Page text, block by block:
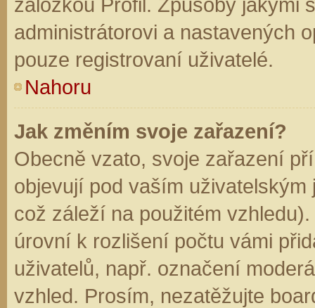
administrátorovi a nastavených
pouze registrovaní uživatelé.
Nahoru
Jak změním svoje zařazení?
Obecně vzato, svoje zařazení
objevují pod vaším
což záleží na použitém
úrovní k rozlišení počtu vámi
uživatelů, např. označení
vzhled. Prosím, nezatěžujte